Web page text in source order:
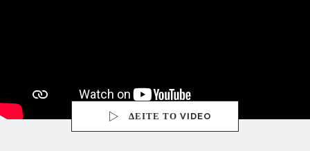
ΔΕΙΤΕ ΤΟ VIDEO